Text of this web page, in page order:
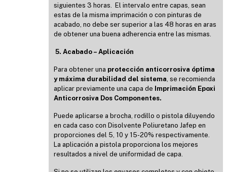
siguientes 3 horas. El intervalo entre capas, sean
estas de la misma imprimación o con pinturas de
acabado, no debe ser superior a las 48 horas en aras
de obtener una buena adherencia entre las mismas.
5. Acabado – Aplicación
Para obtener una protección anticorrosiva óptima
y máxima durabilidad del sistema , se recomienda
aplicar previamente una capa de Imprimación Epoxi
Anticorrosiva Dos Componentes.
Puede aplicarse a brocha, rodillo o pistola diluyendo
en cada caso con Disolvente Poliuretano Jafep en
proporciones del 5, 10 y 15-20% respectivamente.
La aplicación a pistola proporciona los mejores
resultados a nivel de uniformidad de capa.